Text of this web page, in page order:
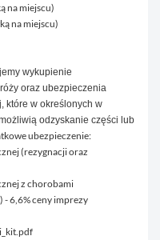
na miejscu)
na miejscu)
wykupienie
oraz ubezpieczenia
które w określonych w
odzyskanie części lub
ubezpieczenie:
(rezygnacji oraz
z chorobami
6,6% ceny imprezy